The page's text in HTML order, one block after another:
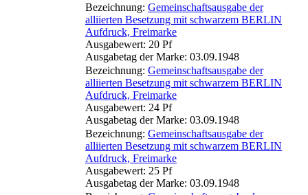
Bezeichnung: Gemeinschaftsausgabe der
alliierten Besetzung mit schwarzem BERLIN
Aufdruck, Freimarke
Ausgabewert: 20 Pf
Ausgabetag der Marke: 03.09.1948
Bezeichnung: Gemeinschaftsausgabe der
alliierten Besetzung mit schwarzem BERLIN
Aufdruck, Freimarke
Ausgabewert: 24 Pf
Ausgabetag der Marke: 03.09.1948
Bezeichnung: Gemeinschaftsausgabe der
alliierten Besetzung mit schwarzem BERLIN
Aufdruck, Freimarke
Ausgabewert: 25 Pf
Ausgabetag der Marke: 03.09.1948